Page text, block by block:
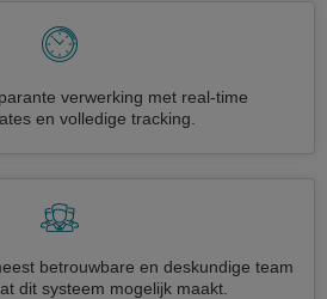
verwerking met real-time
en volledige tracking.
betrouwbare en deskundige team
dit systeem mogelijk maakt.